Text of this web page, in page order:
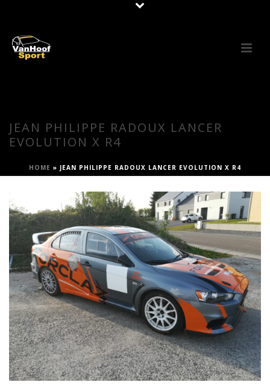
JEAN PHILIPPE RADOUX LANCER
EVOLUTION X R4
HOME » JEAN PHILIPPE RADOUX LANCER EVOLUTION X R4